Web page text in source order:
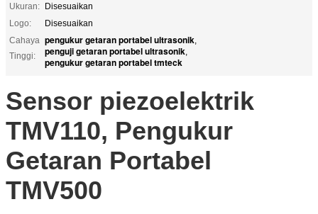
Ukuran: Disesuaikan
Logo:
Disesuaikan
Cahaya
Tinggi:
pengukur getaran portabel ultrasonik,
penguji getaran portabel ultrasonik,
pengukur getaran portabel tmteck
Sensor piezoelektrik
TMV110, Pengukur
Getaran Portabel
TMV500